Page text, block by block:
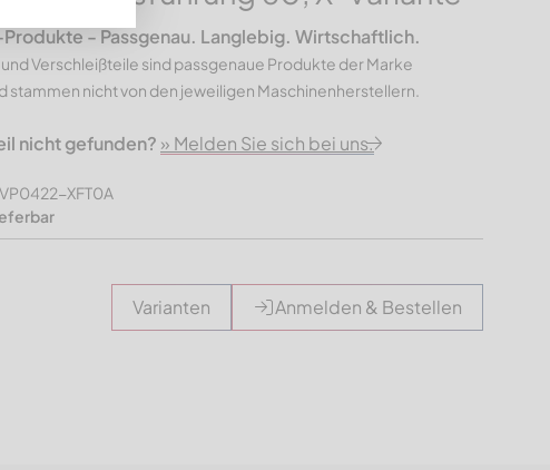
Produkte - Passgenau. Langlebig. Wirtschaftlich.
Verschleißteile sind passgenaue Produkte der Marke
stammen nicht von den jeweiligen Maschinenherstellern.
nicht gefunden? » Melden Sie sich bei uns.
XFT0A
Varianten Anmelden & Bestellen